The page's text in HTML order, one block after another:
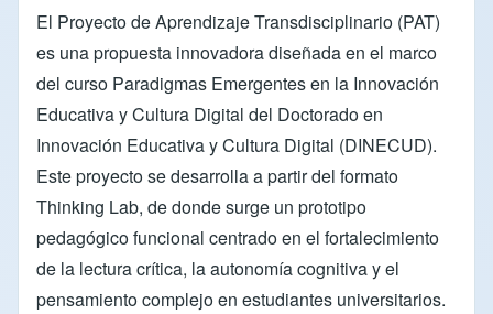
El Proyecto de Aprendizaje Transdisciplinario (PAT)
es una propuesta innovadora diseñada en el marco
del curso Paradigmas Emergentes en la Innovación
Educativa y Cultura Digital del Doctorado en
Innovación Educativa y Cultura Digital (DINECUD).
Este proyecto se desarrolla a partir del formato
Thinking Lab, de donde surge un prototipo
pedagógico funcional centrado en el fortalecimiento
de la lectura crítica, la autonomía cognitiva y el
pensamiento complejo en estudiantes universitarios.